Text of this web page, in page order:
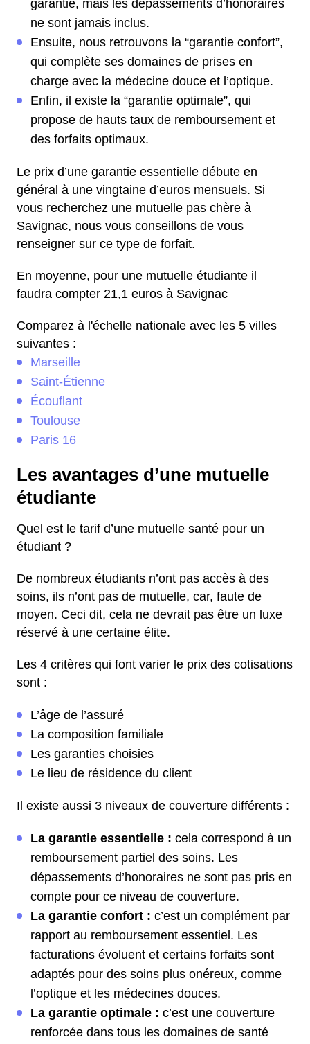
garantie, mais les dépassements d’honoraires
ne sont jamais inclus.
Ensuite, nous retrouvons la “garantie confort”,
qui complète ses domaines de prises en
charge avec la médecine douce et l’optique.
Enfin, il existe la “garantie optimale”, qui
propose de hauts taux de remboursement et
des forfaits optimaux.
Le prix d’une garantie essentielle débute en
général à une vingtaine d’euros mensuels. Si
vous recherchez une mutuelle pas chère à
Savignac, nous vous conseillons de vous
renseigner sur ce type de forfait.
En moyenne, pour une mutuelle étudiante il
faudra compter 21,1 euros à Savignac
Comparez à l'échelle nationale avec les 5 villes
suivantes :
Marseille
Saint-Étienne
Écouflant
Toulouse
Paris 16
Les avantages d’une mutuelle
étudiante
Quel est le tarif d’une mutuelle santé pour un
étudiant ?
De nombreux étudiants n’ont pas accès à des
soins, ils n’ont pas de mutuelle, car, faute de
moyen. Ceci dit, cela ne devrait pas être un luxe
réservé à une certaine élite.
Les 4 critères qui font varier le prix des cotisations
sont :
L’âge de l’assuré
La composition familiale
Les garanties choisies
Le lieu de résidence du client
Il existe aussi 3 niveaux de couverture différents :
La garantie essentielle : cela correspond à un
remboursement partiel des soins. Les
dépassements d’honoraires ne sont pas pris en
compte pour ce niveau de couverture.
La garantie confort : c’est un complément par
rapport au remboursement essentiel. Les
facturations évoluent et certains forfaits sont
adaptés pour des soins plus onéreux, comme
l’optique et les médecines douces.
La garantie optimale : c’est une couverture
renforcée dans tous les domaines de santé